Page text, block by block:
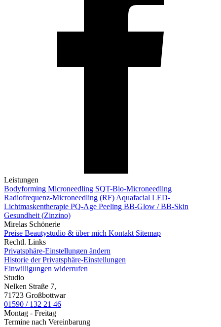
Leistungen
Bodyforming Microneedling SQT-Bio-Microneedling
Radiofrequenz-Microneedling (RF)Aquafacial LED-
Lichtmaskentherapie PQ-Age Peeling BB-Glow / BB-Skin
Gesundheit (Zinzino)
Mirelas Schönerie
Preise Beautystudio & über mich Kontakt Sitemap
Rechtl. Links
Privatsphäre-Einstellungen ändern
Historie der Privatsphäre-Einstellungen
Einwilligungen widerrufen
Studio
Nelken Straße 7,
71723 Großbottwar
01590 / 132 21 46
Montag - Freitag
Termine nach Vereinbarung